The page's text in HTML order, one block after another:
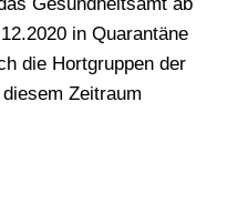
Gesundheitsamt ab
in Quarantäne
die Hortgruppen der
Zeitraum